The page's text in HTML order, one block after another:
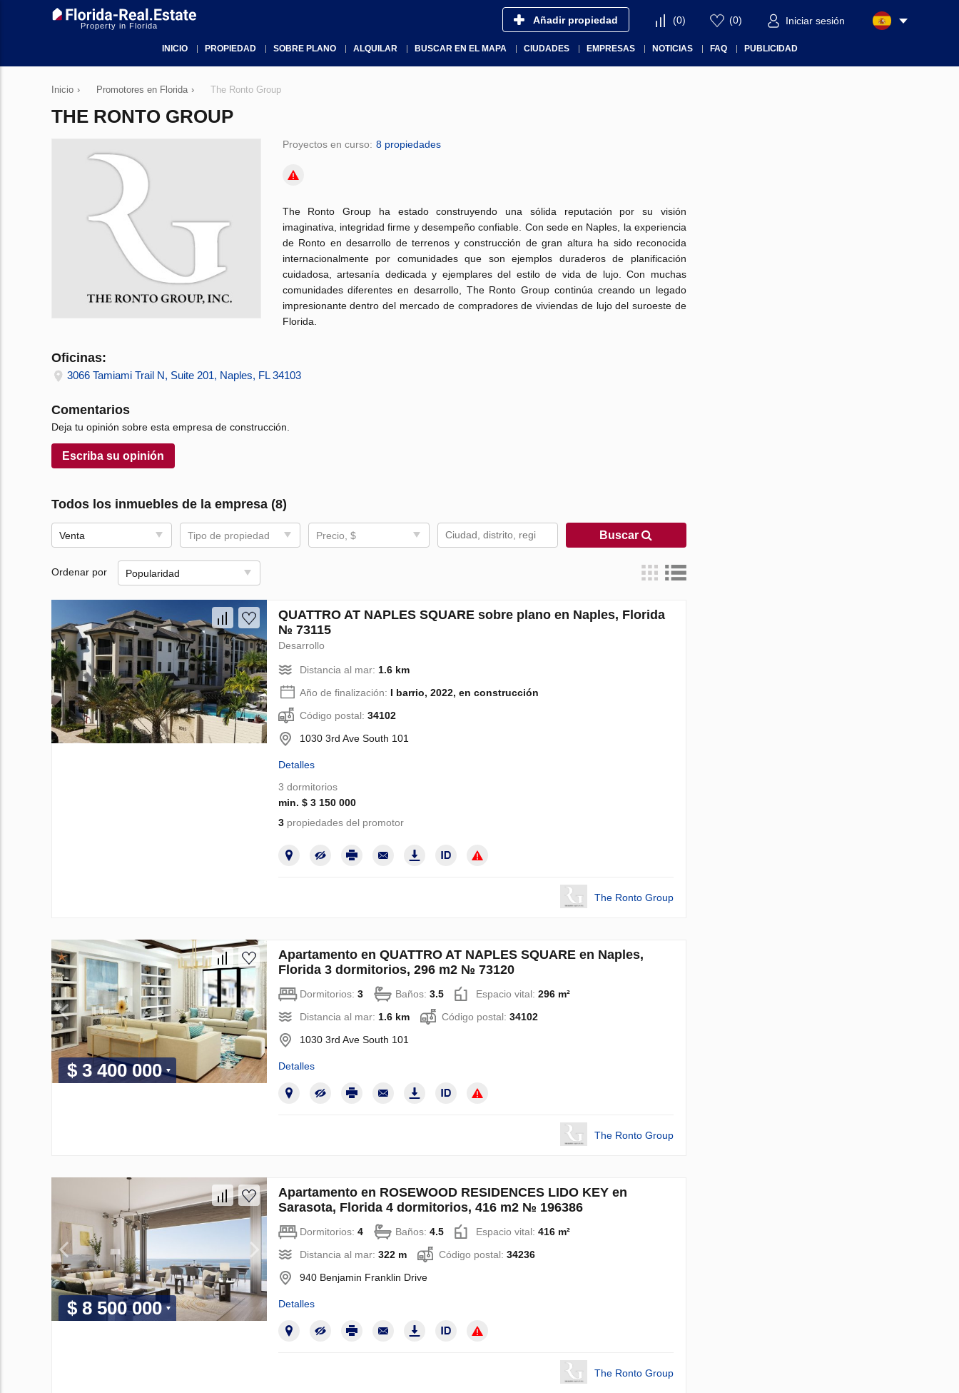
Property in Florida Añadir propiedad (0) (0) Iniciar sesión
INICIO PROPIEDAD SOBRE PLANO ALQUILAR BUSCAR EN EL MAPA CIUDADES EMPRESAS NOTICIAS FAQ PUBLICIDAD
Inicio › Promotores en Florida › The Ronto Group
THE RONTO GROUP
Proyectos en curso: 8 propiedades
The Ronto Group ha estado construyendo una sólida reputación por su visión
imaginativa, integridad firme y desempeño confiable. Con sede en Naples, la experiencia
de Ronto en desarrollo de terrenos y construcción de gran altura ha sido reconocida
internacionalmente por comunidades que son ejemplos duraderos de planificación
cuidadosa, artesanía dedicada y ejemplares del estilo de vida de lujo.
Con muchas
comunidades diferentes en desarrollo, The Ronto Group continúa creando un legado
impresionante dentro del mercado de compradores de viviendas de lujo del suroeste de
Florida.
Oficinas:
3066 Tamiami Trail N, Suite 201, Naples, FL 34103
Comentarios
Deja tu opinión sobre esta empresa de construcción.
Escriba su opinión
Todos los inmuebles de la empresa (8)
Venta Tipo de propiedad Precio, $ Buscar
Ordenar por Popularidad
QUATTRO AT NAPLES SQUARE sobre plano en Naples, Florida
№ 73115
Desarrollo
Distancia al mar: 1.6 km
Año de finalización: I barrio, 2022, en construcción
Código postal: 34102
1030 3rd Ave South 101
Detalles
3 dormitorios
min. $ 3 150 000
3propiedades del promotor
The Ronto Group
$ 3 400 000
Apartamento en QUATTRO AT NAPLES SQUARE en Naples,
Florida 3 dormitorios, 296 m2 № 73120
Dormitorios: 3 Baños: 3.5 Espacio vital: 296 m²
Distancia al mar: 1.6 km Código postal: 34102
1030 3rd Ave South 101
Detalles
The Ronto Group
$ 8 500 000
Apartamento en ROSEWOOD RESIDENCES LIDO KEY en
Sarasota, Florida 4 dormitorios, 416 m2 № 196386
Dormitorios: 4 Baños: 4.5 Espacio vital: 416 m²
Distancia al mar: 322 m Código postal: 34236
940 Benjamin Franklin Drive
Detalles
The Ronto Group